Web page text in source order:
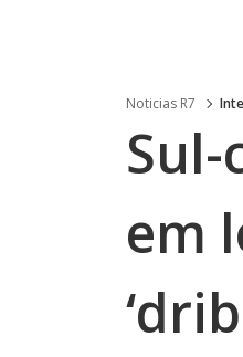
Noticias R7
em